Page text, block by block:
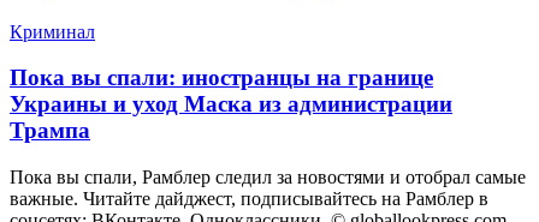
Криминал
Пока вы спали: иностранцы на границе
Украины и уход Маска из администрации
Трампа
Пока вы спали, Рамблер следил за новостями и отобрал самые
важные. Читайте дайджест, подписывайтесь на Рамблер в